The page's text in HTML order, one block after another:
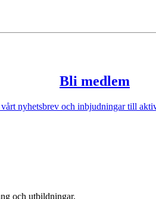
Bli medlem
nyhetsbrev och inbjudningar till
och utbildningar.